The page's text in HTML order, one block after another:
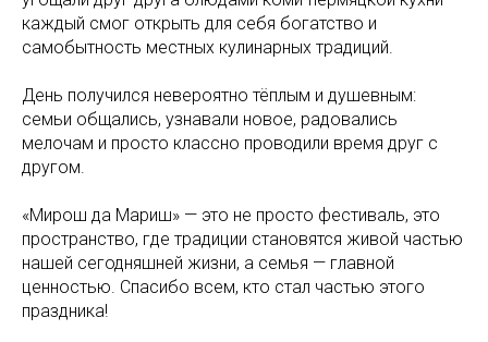
каждый смог открыть для себя богатство и
самобытность местных кулинарных традиций.
День получился невероятно тёплым и душевным:
семьи общались, узнавали новое, радовались
мелочам и просто классно проводили время друг с
другом.
«Мирош да Мариш» — это не просто фестиваль, это
пространство, где традиции становятся живой частью
нашей сегодняшней жизни, а семья — главной
ценностью. Спасибо всем, кто стал частью этого
праздника!